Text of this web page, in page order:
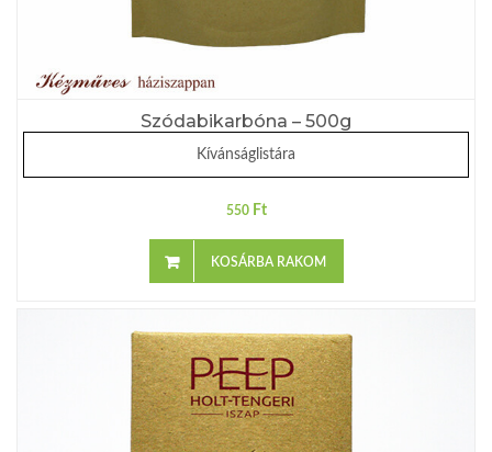
Szódabikarbóna – 500g
Kívánságlistára
550 Ft
KOSÁRBA RAKOM